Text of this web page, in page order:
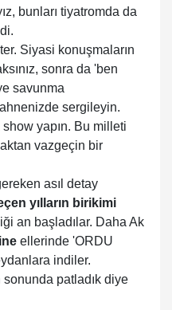
bunları tiyatromda da
Siyasi konuşmaların
sonra da 'ben
savunma
sergileyin.
show yapın. Bu milleti
vazgeçin bir
asıl detay
yılların birikimi
an başladılar. Daha Ak
ellerinde 'ORDU
indiler.
sonunda patladık diye